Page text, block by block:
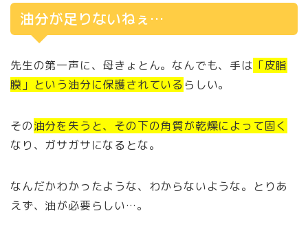
油分が足りないねぇ…
先生の第一声に、母きょとん。なんでも、手は 「皮脂
膜」という油分に保護されているらしい。
その油分を失うと、その下の角質が乾燥によって固く
なり、ガサガサになるとな。
なんだかわかったような、わからないような。とりあ
えず、油が必要らしい…。